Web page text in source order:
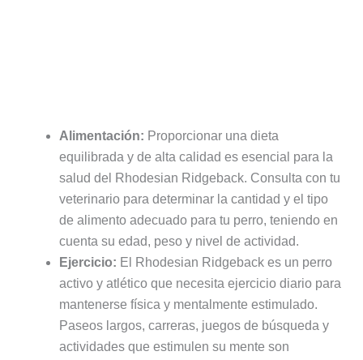
Alimentación: Proporcionar una dieta
equilibrada y de alta calidad es esencial para la
salud del Rhodesian Ridgeback. Consulta con tu
veterinario para determinar la cantidad y el tipo
de alimento adecuado para tu perro, teniendo en
cuenta su edad, peso y nivel de actividad.
Ejercicio: El Rhodesian Ridgeback es un perro
activo y atlético que necesita ejercicio diario para
mantenerse física y mentalmente estimulado.
Paseos largos, carreras, juegos de búsqueda y
actividades que estimulen su mente son